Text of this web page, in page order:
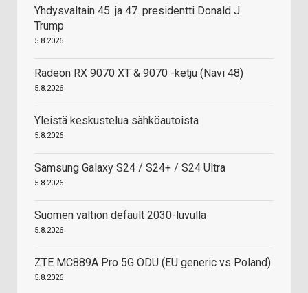
Yhdysvaltain 45. ja 47. presidentti Donald J.
Trump
5.8.2026
Radeon RX 9070 XT & 9070 -ketju (Navi 48)
5.8.2026
Yleistä keskustelua sähköautoista
5.8.2026
Samsung Galaxy S24 / S24+ / S24 Ultra
5.8.2026
Suomen valtion default 2030-luvulla
5.8.2026
ZTE MC889A Pro 5G ODU (EU generic vs Poland)
5.8.2026